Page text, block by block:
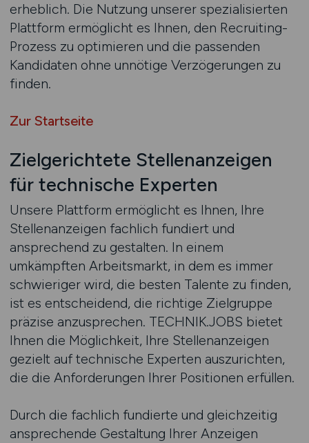
erheblich. Die Nutzung unserer spezialisierten
Plattform ermöglicht es Ihnen, den Recruiting-
Prozess zu optimieren und die passenden
Kandidaten ohne unnötige Verzögerungen zu
finden.
Zur Startseite
Zielgerichtete Stellenanzeigen
für technische Experten
Unsere Plattform ermöglicht es Ihnen, Ihre
Stellenanzeigen fachlich fundiert und
ansprechend zu gestalten. In einem
umkämpften Arbeitsmarkt, in dem es immer
schwieriger wird, die besten Talente zu finden,
ist es entscheidend, die richtige Zielgruppe
präzise anzusprechen. TECHNIK.JOBS bietet
Ihnen die Möglichkeit, Ihre Stellenanzeigen
gezielt auf technische Experten auszurichten,
die die Anforderungen Ihrer Positionen erfüllen.
Durch die fachlich fundierte und gleichzeitig
ansprechende Gestaltung Ihrer Anzeigen